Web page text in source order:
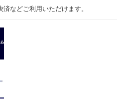
などご利用いただけます。